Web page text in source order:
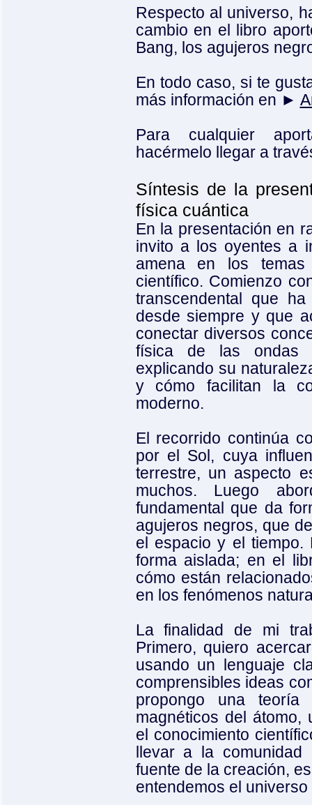
Respecto al universo,
cambio en el libro
Bang, los agujeros
En todo caso, si te
más información en ►
Para cualquier
hacérmelo llegar a
Síntesis de la
física cuántica
En la presentación en
invito a los oyentes a
amena en los
científico. Comienzo
transcendental que
desde siempre y que
conectar diversos
física de las ondas
explicando su
y cómo facilitan la
moderno.
El recorrido continúa
por el Sol, cuya
terrestre, un aspecto
muchos. Luego
fundamental que da
agujeros negros, que
el espacio y el tiempo.
forma aislada; en el
cómo están
en los fenómenos
La finalidad de mi
Primero, quiero
usando un lenguaje
comprensibles ideas
propongo una teoría
magnéticos del
el conocimiento
llevar a la comunidad
fuente de la creación,
entendemos el